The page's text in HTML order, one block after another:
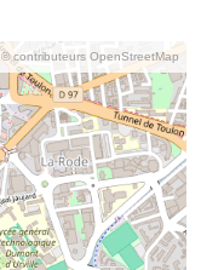
© contributeurs OpenStreetMap